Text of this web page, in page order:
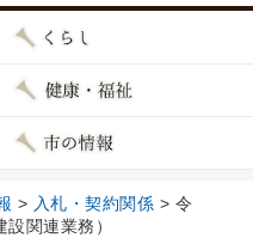
> 入札・契約関係 > 令
関連業務）